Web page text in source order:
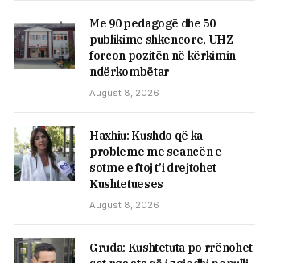
Me 90 pedagogë dhe 50
publikime shkencore, UHZ
forcon pozitën në kërkimin
ndërkombëtar
August 8, 2026
Haxhiu: Kushdo që ka
probleme me seancën e
sotme e ftoj t’i drejtohet
Kushtetueses
August 8, 2026
Gruda: Kushtetuta po rrënohet